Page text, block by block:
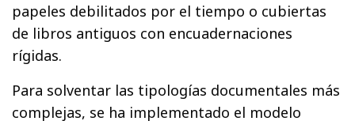
papeles debilitados por el tiempo o cubiertas
de libros antiguos con encuadernaciones
rígidas.
Para solventar las tipologías documentales más
complejas, se ha implementado el modelo